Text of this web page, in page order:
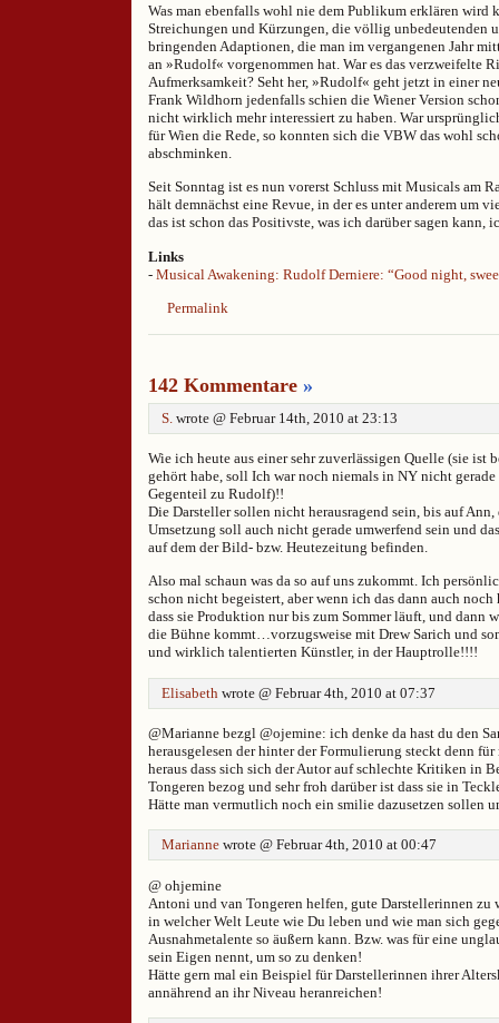
Was man ebenfalls wohl nie dem Publikum erklären wird
Streichungen und Kürzungen, die völlig unbedeutenden
bringenden Adaptionen, die man im vergangenen Jahr
an »Rudolf« vorgenommen hat. War es das verzweifelte
Aufmerksamkeit? Seht her, »Rudolf« geht jetzt in einer
Frank Wildhorn jedenfalls schien die Wiener Version
nicht wirklich mehr interessiert zu haben. War
für Wien die Rede, so konnten sich die VBW das wohl
abschminken.
Seit Sonntag ist es nun vorerst Schluss mit Musicals am
hält demnächst eine Revue, in der es unter anderem um
das ist schon das Positivste, was ich darüber sagen kann,
Links
- Musical Awakening: Rudolf Derniere: “Good night,
Permalink
142 Kommentare »
S. wrote @ Februar 14th, 2010 at 23:13
Wie ich heute aus einer sehr zuverlässigen Quelle (sie ist
gehört habe, soll Ich war noch niemals in NY nicht
Gegenteil zu Rudolf)!!
Die Darsteller sollen nicht herausragend sein, bis auf
Umsetzung soll auch nicht gerade umwerfend sein und
auf dem der Bild- bzw. Heutezeitung befinden.
Also mal schaun was da so auf uns zukommt. Ich
schon nicht begeistert, aber wenn ich das dann auch
dass sie Produktion nur bis zum Sommer läuft, und dann
die Bühne kommt…vorzugsweise mit Drew Sarich und
und wirklich talentierten Künstler, in der Hauptrolle!!!!
Elisabeth wrote @ Februar 4th, 2010 at 07:37
@Marianne bezgl @ojemine: ich denke da hast du den
herausgelesen der hinter der Formulierung steckt denn
heraus dass sich sich der Autor auf schlechte Kritiken in
Tongeren bezog und sehr froh darüber ist dass sie in
Hätte man vermutlich noch ein smilie dazusetzen sollen
Marianne wrote @ Februar 4th, 2010 at 00:47
@ ohjemine
Antoni und van Tongeren helfen, gute Darstellerinnen zu
in welcher Welt Leute wie Du leben und wie man sich
Ausnahmetalente so äußern kann. Bzw. was für eine
sein Eigen nennt, um so zu denken!
Hätte gern mal ein Beispiel für Darstellerinnen ihrer
annährend an ihr Niveau heranreichen!